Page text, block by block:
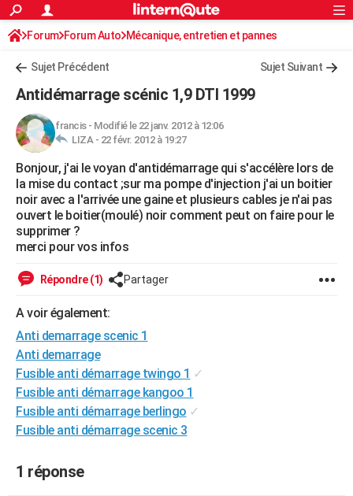
ACTUALITÉS
Politique
Société
Faits Divers
Education
Monde
Villes
+
FINANCE
Retraite
Impôts
Epargne
Immobilier
Risques naturels par ville
Banque
Assurance
Crédit
AUTO
Essais
Réserver un essai
Citadines
Berlines
SUV
Forum auto
+HIGH-TECH
Mobiles
Meilleur smartphone
Internet
Ordinateurs
Jeux vidéo
Guide high-tech
+BRICOLAGE
Forum
Aménagement intérieur
Extérieur
Cuisine
Salle de bains
Jardinage
Rangement
WEEK-END
Guides de France
Escapades
Patrimoine
Expositions
Musées
Week-end nature
LIFESTYLE
SANTE
Alimentation
Guide de la santé
Maladies
Médicaments
Sommeil
VOYAGE
Destinations
City break
Voyage nature
Voyage de noces
Forum
Climat
+PHOTO
GUIDES D'ACHAT
BONS PLANS
CARTE DE VOEUX
Rechercher
S'inscrire
Connexion
Forum Forum Auto Mécanique, entretien et pannes
Sujet Précédent Sujet Suivant
Antidémarrage scénic 1,9 DTI 1999
francis- Modifié le 22 janv. 2012 à 12:06
LIZA - 22 févr. 2012 à 19:27
Bonjour, j'ai le voyan d'antidémarrage qui s'accélère lors de
la mise du contact ;sur ma pompe d'injection j'ai un boitier
noir avec a l'arrivée une gaine et plusieurs cables je n'ai pas
ouvert le boitier(moulé) noir comment peut on faire pour le
supprimer ?
merci pour vos infos
Répondre (1) Partager
A voir également:
Anti demarrage scenic 1
Anti demarrage
Fusible anti démarrage twingo 1 ✓
Fusible anti démarrage kangoo 1
Fusible anti démarrage berlingo ✓
Fusible anti démarrage scenic 3
1 réponse